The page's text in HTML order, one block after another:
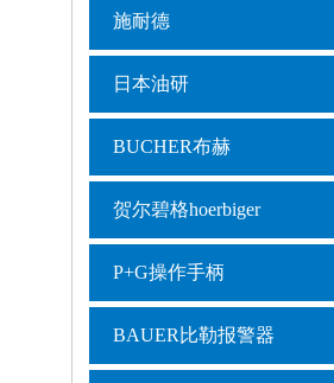
施耐德
日本油研
BUCHER布赫
贺尔碧格hoerbiger
P+G操作手柄
BAUER比勒报警器